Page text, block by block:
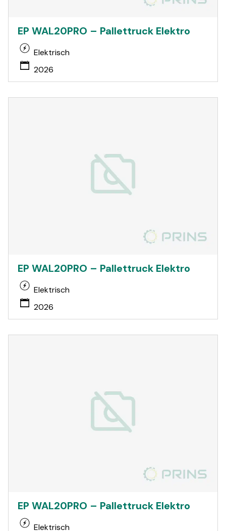
EP WAL20PRO – Pallettruck Elektro
Elektrisch
2026
EP WAL20PRO – Pallettruck Elektro
Elektrisch
2026
EP WAL20PRO – Pallettruck Elektro
Elektrisch